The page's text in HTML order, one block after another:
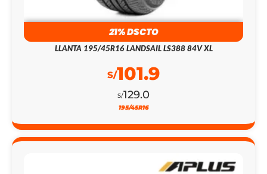
21% DSCTO
LLANTA 195/45R16 LANDSAIL LS388 84V XL
S/129.0
S/101.9
195/45R16